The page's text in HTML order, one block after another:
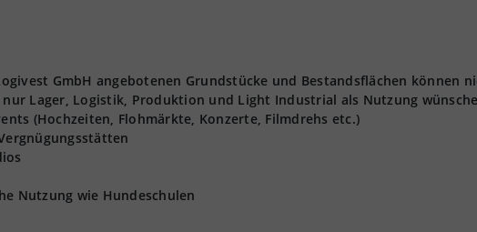
GmbH angebotenen Grundstücke und Bestandsflächen können
Lager, Logistik, Produktion und Light Industrial als Nutzung
(Hochzeiten, Flohmärkte, Konzerte, Filmdrehs etc.)
Nutzung wie Hundeschulen